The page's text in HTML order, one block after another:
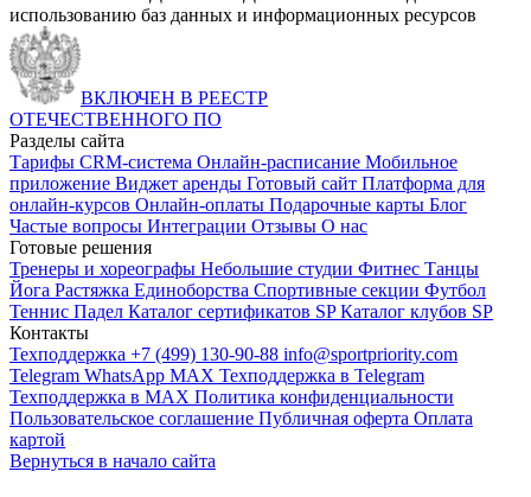
использованию баз данных и информационных ресурсов
ВКЛЮЧЕН В РЕЕСТР
ОТЕЧЕСТВЕННОГО ПО
Разделы сайта
Тарифы CRM-система Онлайн-расписание Мобильное
приложение Виджет аренды Готовый сайт Платформа для
онлайн-курсов Онлайн-оплаты Подарочные карты Блог
Частые вопросы Интеграции Отзывы О нас
Готовые решения
Тренеры и хореографы Небольшие студии Фитнес Танцы
Йога Растяжка Единоборства Спортивные секции Футбол
Теннис Падел Каталог сертификатов SPКаталог клубов SP
Контакты
Техподдержка +7 (499) 130-90-88 info@sportpriority.com
Telegram WhatsApp MAX Техподдержка в Telegram
Техподдержка в MAX Политика конфиденциальности
Пользовательское соглашение Публичная оферта Оплата
картой
Вернуться в начало сайта